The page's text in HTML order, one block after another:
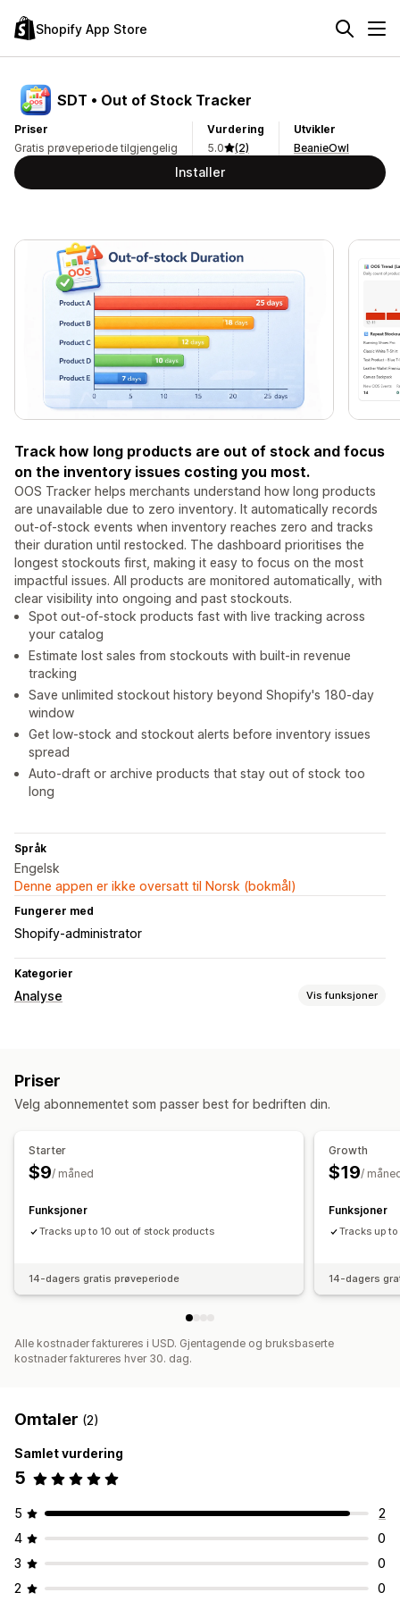
Shopify App Store
SDT • Out of Stock Tracker
Priser
Gratis prøveperiode tilgjengelig
Vurdering
5.0
(2)
Utvikler
BeanieOwl
Installer
Track how long products are out of stock and focus
on the inventory issues costing you most.
OOS Tracker helps merchants understand how long products
are unavailable due to zero inventory. It automatically records
out-of-stock events when inventory reaches zero and tracks
their duration until restocked. The dashboard prioritises the
longest stockouts first, making it easy to focus on the most
impactful issues. All products are monitored automatically, with
clear visibility into ongoing and past stockouts.
Spot out-of-stock products fast with live tracking across
your catalog
Estimate lost sales from stockouts with built-in revenue
tracking
Save unlimited stockout history beyond Shopify's 180-day
window
Get low-stock and stockout alerts before inventory issues
spread
Auto-draft or archive products that stay out of stock too
long
Språk
Engelsk
Denne appen er ikke oversatt til Norsk (bokmål)
Fungerer med
Shopify-administrator
Kategorier
Analyse Vis funksjoner
Tilpassede rapporter
Priser
Velg abonnementet som passer best for bedriften din.
Starter
$9/ måned
Funksjoner
Tracks up to 10 out of stock products
14-dagers gratis prøveperiode
Growth
$19/
Funksjoner
Tracks up
14-dagers
Alle kostnader faktureres i USD. Gjentagende og bruksbaserte
kostnader faktureres hver 30. dag.
Omtaler (2)
Samlet vurdering
5
5
2
4
0
3
0
2
0